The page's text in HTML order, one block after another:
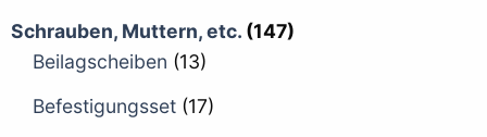
Schrauben, Muttern, etc. (147)
Beilagscheiben (13)
Befestigungsset (17)